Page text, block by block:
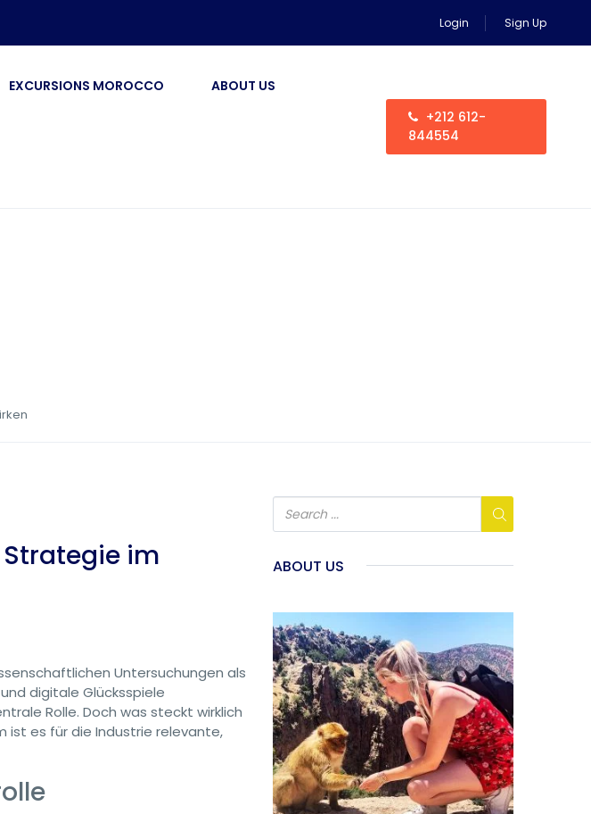
Login Sign Up
EXCURSIONS MOROCCO ABOUT US
+212 612-
844554
Strategie im
Untersuchungen als
digitale Glücksspiele
Rolle. Doch was steckt wirklich
ist es für die Industrie relevante,
ABOUT US